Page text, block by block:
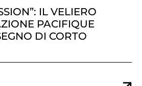
IL VELIERO
PACIFIQUE
DI CORTO